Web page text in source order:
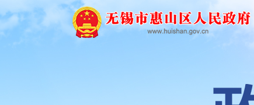
人事信息